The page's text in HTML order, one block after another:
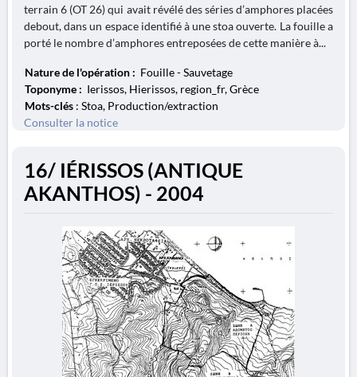
terrain 6 (OT 26) qui avait révélé des séries d’amphores placées
debout, dans un espace identifié à une stoa ouverte. La fouille a
porté le nombre d’amphores entreposées de cette manière à...
Nature de l'opération : Fouille - Sauvetage
Toponyme : Ierissos, Hierissos, region_fr, Grèce
Mots-clés : Stoa, Production/extraction
Consulter la notice
16/ IÉRISSOS (ANTIQUE
AKANTHOS) - 2004